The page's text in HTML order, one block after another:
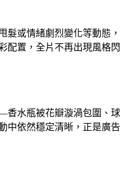
髮或情緒劇烈變化等動態，
配置，全片不再出現風格閃
水瓶被花瓣漩渦包圍、球
中依然穩定清晰，正是廣告